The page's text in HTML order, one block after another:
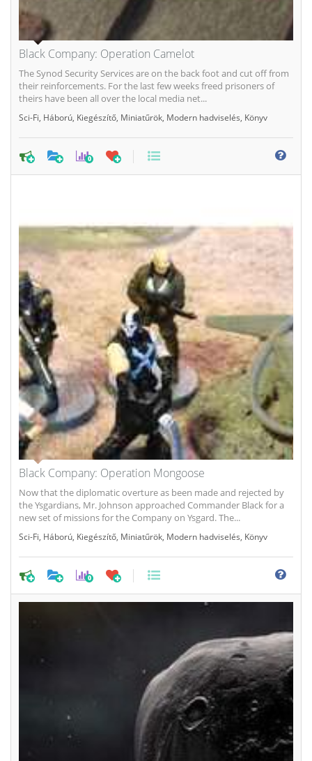
Black Company: Operation Camelot
The Synod Security Services are on the back foot and cut off from
their reinforcements. For the last few weeks freed prisoners of
theirs have been all over the local media net...
Sci-Fi Háború Kiegészítő Miniatűrök Modern hadviselés Könyv
0
Black Company: Operation Mongoose
Now that the diplomatic overture as been made and rejected by
the Ysgardians, Mr. Johnson approached Commander Black for a
new set of missions for the Company on Ysgard. The...
Sci-Fi Háború Kiegészítő Miniatűrök Modern hadviselés Könyv
0